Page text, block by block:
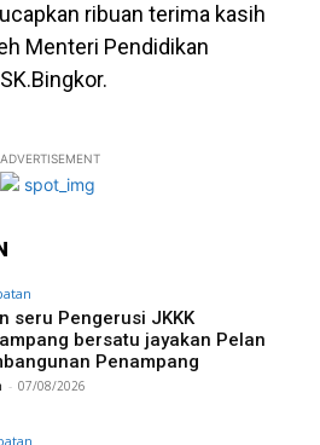
ribuan terima kasih
Menteri Pendidikan
ADVERTISEMENT
seru Pengerusi JKKK
bersatu jayakan Pelan
Penampang
- 07/08/2026